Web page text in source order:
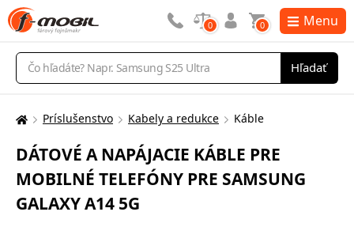
Vyhľadávanie
Hľadať
0 0 Menu
Tu
nachádzate:
Príslušenstvo Kabely a redukce Káble
DÁTOVÉ A NAPÁJACIE KÁBLE PRE
MOBILNÉ TELEFÓNY PRE SAMSUNG
GALAXY A14 5G